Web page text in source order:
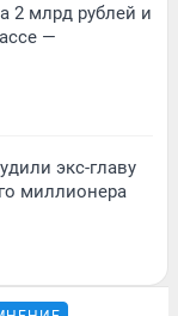
2 млрд рублей и
—
экс-главу
миллионера